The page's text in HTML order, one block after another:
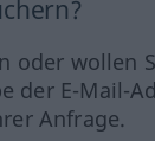
oder wollen
der E-Mail-
Anfrage.